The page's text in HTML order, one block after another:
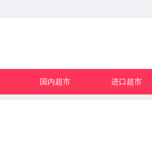
国内超市 进口超市